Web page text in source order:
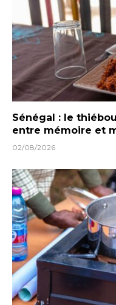
Sénégal : le
entre mémoire et
02/08/2026